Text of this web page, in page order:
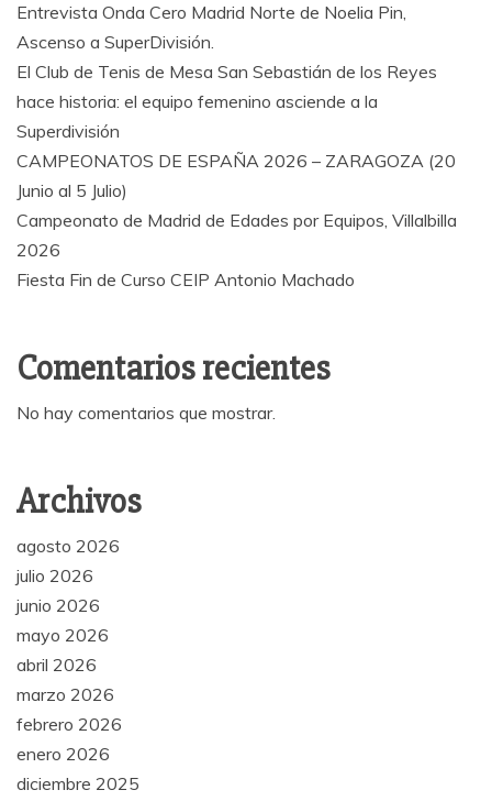
Entrevista Onda Cero Madrid Norte de Noelia Pin,
Ascenso a SuperDivisión.
El Club de Tenis de Mesa San Sebastián de los Reyes
hace historia: el equipo femenino asciende a la
Superdivisión
CAMPEONATOS DE ESPAÑA 2026 – ZARAGOZA (20
Junio al 5 Julio)
Campeonato de Madrid de Edades por Equipos, Villalbilla
2026
Fiesta Fin de Curso CEIP Antonio Machado
Comentarios recientes
No hay comentarios que mostrar.
Archivos
agosto 2026
julio 2026
junio 2026
mayo 2026
abril 2026
marzo 2026
febrero 2026
enero 2026
diciembre 2025